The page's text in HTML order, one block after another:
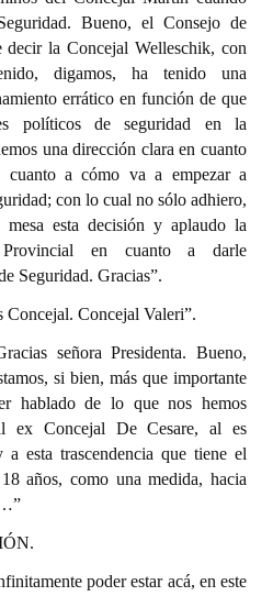
Bueno, el Consejo de
la Concejal Welleschik, con
digamos, ha tenido una
errático en función de que
políticos de seguridad en la
una dirección clara en cuanto
a cómo va a empezar a
con lo cual no sólo adhiero,
esta decisión y aplaudo la
en cuanto a darle
Seguridad. Gracias”.
Concejal. Concejal Valeri”.
señora Presidenta. Bueno,
si bien, más que importante
hablado de lo que nos hemos
ex Concejal De Cesare, al es
esta trascendencia que tiene el
años, como una medida, hacia
poder estar acá, en este